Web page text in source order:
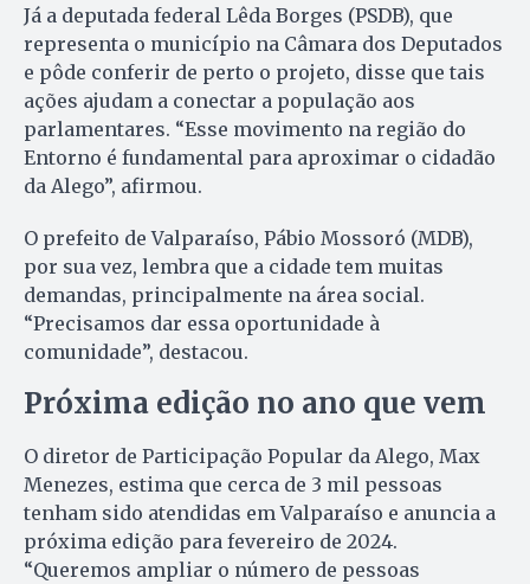
Já a deputada federal Lêda Borges (PSDB), que
representa o município na Câmara dos Deputados
e pôde conferir de perto o projeto, disse que tais
ações ajudam a conectar a população aos
parlamentares. “Esse movimento na região do
Entorno é fundamental para aproximar o cidadão
da Alego”, afirmou.
O prefeito de Valparaíso, Pábio Mossoró (MDB),
por sua vez, lembra que a cidade tem muitas
demandas, principalmente na área social.
“Precisamos dar essa oportunidade à
comunidade”, destacou.
Próxima edição no ano que vem
O diretor de Participação Popular da Alego, Max
Menezes, estima que cerca de 3 mil pessoas
tenham sido atendidas em Valparaíso e anuncia a
próxima edição para fevereiro de 2024.
“Queremos ampliar o número de pessoas